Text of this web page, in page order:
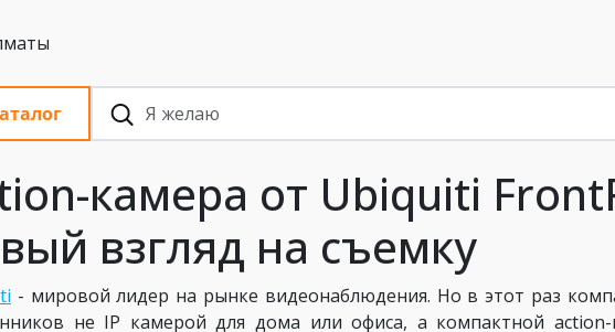
НДС, Алматы
камера от Ubiquiti
взгляд на съемку
- мировой лидер на рынке видеонаблюдения. Но в этот раз
не IP камерой для дома или офиса, а компактной action-